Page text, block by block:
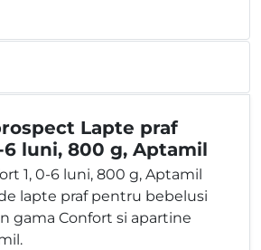
Lapte praf
6 luni, 800 g, Aptamil
1, 0-6 luni, 800 g, Aptamil
lapte praf pentru bebelusi
gama Confort si apartine